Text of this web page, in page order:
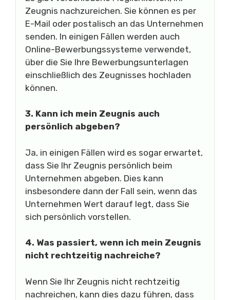
Zeugnis nachzureichen. Sie können es per
E-Mail oder postalisch an das Unternehmen
senden. In einigen Fällen werden auch
Online-Bewerbungssysteme verwendet,
über die Sie Ihre Bewerbungsunterlagen
einschließlich des Zeugnisses hochladen
können.
3. Kann ich mein Zeugnis auch
persönlich abgeben?
Ja, in einigen Fällen wird es sogar erwartet,
dass Sie Ihr Zeugnis persönlich beim
Unternehmen abgeben. Dies kann
insbesondere dann der Fall sein, wenn das
Unternehmen Wert darauf legt, dass Sie
sich persönlich vorstellen.
4. Was passiert, wenn ich mein Zeugnis
nicht rechtzeitig nachreiche?
Wenn Sie Ihr Zeugnis nicht rechtzeitig
nachreichen, kann dies dazu führen, dass